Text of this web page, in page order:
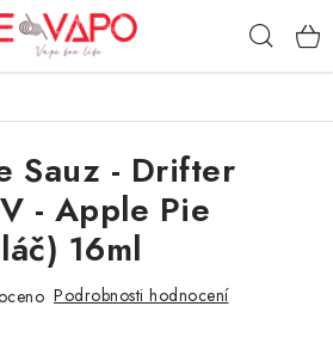
Sauz - Drifter
- Apple Pie
16ml
Podrobnosti hodnocení